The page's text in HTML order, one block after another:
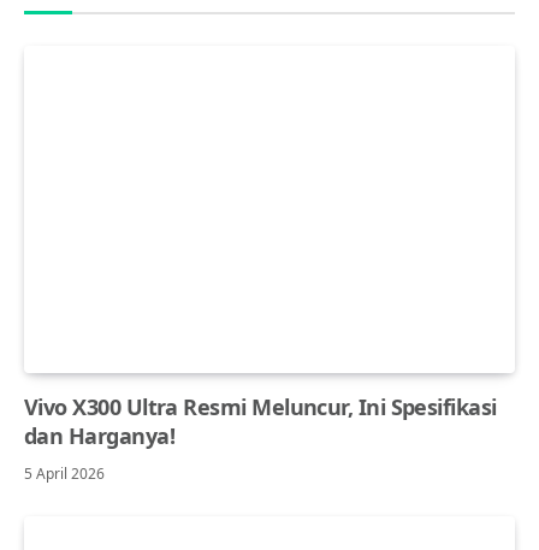
Vivo X300 Ultra Resmi Meluncur, Ini Spesifikasi
dan Harganya!
5 April 2026